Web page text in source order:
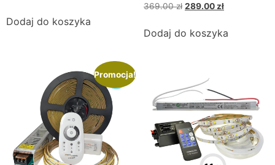
Dodaj do koszyka
369.00zł 289.00 zł
Dodaj do koszyka
Promocja!